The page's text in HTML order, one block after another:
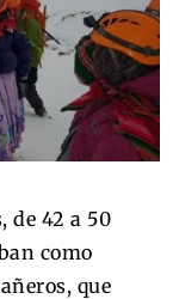
de 42 a 50
como
que